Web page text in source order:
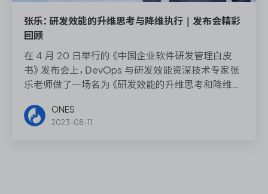
张乐：研发效能的升维思考与降维执行｜发布会精彩
回顾
在 4 月 20 日举行的《中国企业软件研发管理白皮
书》发布会上，DevOps 与研发效能资深技术专家张
乐老师做了一场名为《研发效能的升维思考和降维执
ONES
2023-08-11